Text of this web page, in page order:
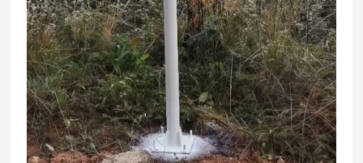
显示
屏
工业屏
直接
读数
测量值，最大值、最小值
数据
记录
自动存储数据，存储间隔可自定义，可连续存储30
万组带日期时间数据，选配TF存储卡，可存储1000
万组以上数据；